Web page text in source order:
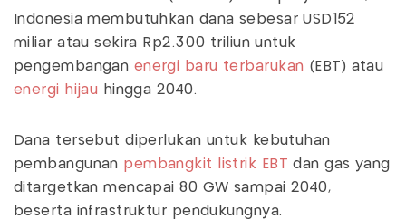
Indonesia membutuhkan dana sebesar USD152
miliar atau sekira Rp2.300 triliun untuk
pengembangan energi baru terbarukan (EBT) atau
energi hijau hingga 2040.
Dana tersebut diperlukan untuk kebutuhan
pembangunan pembangkit listrik EBT dan gas yang
ditargetkan mencapai 80 GW sampai 2040,
beserta infrastruktur pendukungnya.